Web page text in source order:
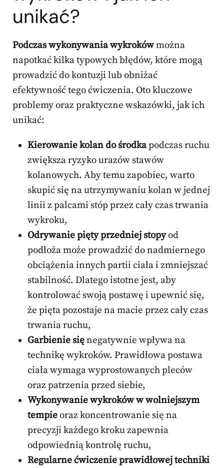
unikać?
Podczas wykonywania wykrokówmożna
napotkać kilka typowych błędów, które mogą
prowadzić do kontuzji lub obniżać
efektywność tego ćwiczenia. Oto kluczowe
problemy oraz praktyczne wskazówki, jak ich
unikać:
Kierowanie kolan do środkapodczas ruchu
zwiększa ryzyko urazów stawów
kolanowych. Aby temu zapobiec, warto
skupić się na utrzymywaniu kolan w jednej
linii z palcami stóp przez cały czas trwania
wykroku,
Odrywanie pięty przedniej stopyod
podłoża może prowadzić do nadmiernego
obciążenia innych partii ciała i zmniejszać
stabilność. Dlatego istotne jest, aby
kontrolować swoją postawę i upewnić się,
że pięta pozostaje na macie przez cały czas
trwania ruchu,
Garbienie sięnegatywnie wpływa na
technikę wykroków. Prawidłowa postawa
ciała wymaga wyprostowanych pleców
oraz patrzenia przed siebie,
Wykonywanie wykroków w wolniejszym
tempieoraz koncentrowanie się na
precyzji każdego kroku zapewnia
odpowiednią kontrolę ruchu,
Regularne ćwiczenie prawidłowej techniki